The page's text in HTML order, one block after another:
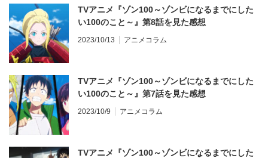
TVアニメ『ゾン100～ゾンビになるまでにした
い100のこと～』第8話を見た感想
2023/10/13 アニメコラム
TVアニメ『ゾン100～ゾンビになるまでにした
い100のこと～』第7話を見た感想
2023/10/9 アニメコラム
TVアニメ『ゾン100～ゾンビになるまでにした